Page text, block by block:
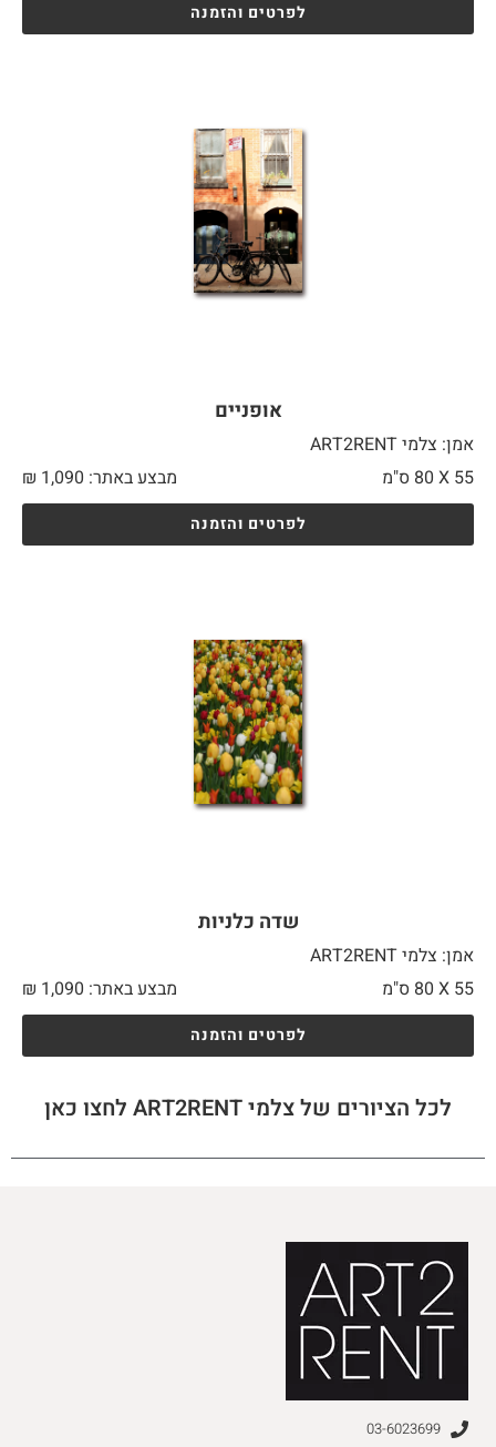
לפרטים והזמנה
אופניים
אמן: צלמי ART2RENT
55 X
מבצע באתר: ₪ 1,090
לפרטים והזמנה
שדה כלניות
אמן: צלמי ART2RENT
55 X
מבצע באתר: ₪ 1,090
לפרטים והזמנה
לכל הציורים של צלמי ART2RENT לחצו כאן
03-6023699